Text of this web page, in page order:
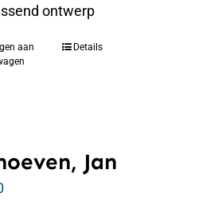
ontwerp
aan
Details
Jan